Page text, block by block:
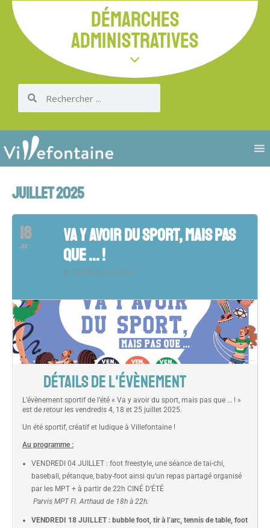
DÉMARCHES
ADMINISTRATIVES
JUILLET 2025
18
JUI
VA Y AVOIR DU SPORT, MAIS PAS
QUE ... !
Stade Carpentier
DÉTAILS DE L'ÉVÈNEMENT
L’évènement sportif de l’été « Va y avoir du sport, mais pas que … ! »
est de retour les vendredis 4, 18 et 25 juillet 2025.
Un été sportif, créatif et ludique à Villefontaine !​
Au programme :
VENDREDI 04 JUILLET : foot freestyle, une séance de tai-chi,
baseball, pétanque, baby-foot ainsi qu’un repas partagé organisé
par les MPT + à partir de 22h CINÉ D’ÉTÉ
Parvis MPT Fl. Arthaud de 18h à 22h.
VENDREDI 18 JUILLET : bubble foot, tir à l’arc, tennis de table, foot